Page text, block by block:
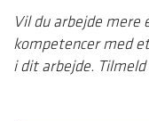
Vil du arbejde mere
kompetencer med
i dit arbejde. Tilmeld